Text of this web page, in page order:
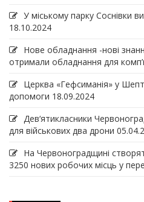
У міському парку Соснівки
18.10.2024
Нове обладнання -нові
отримали обладнання для
Церква «Гефсиманія» у
допомоги 18.09.2024
Дев‘ятикласники
для військових два дрони
На Червоноградщині
3250 нових робочих місць у